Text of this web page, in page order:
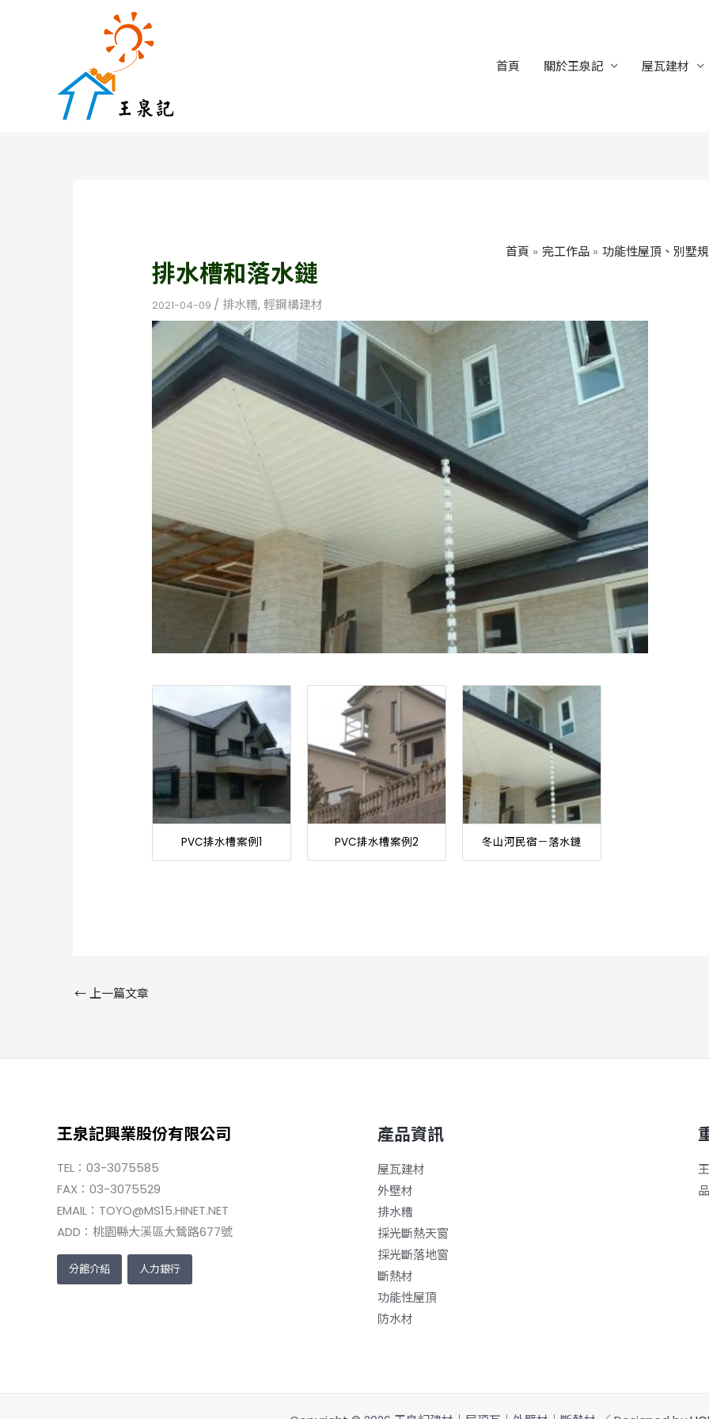
首頁 關於王泉記 屋瓦建材
首頁 完工作品 功能性屋頂、別墅
排水槽和落水鏈
2021-04-09 / 排水糟,輕鋼構建材
PVC排水槽案例1 PVC排水槽案例2 冬山河民宿－落水鏈
←上一篇文章
王泉記興業股份有限公司
TEL：03-3075585
FAX：03-3075529
EMAIL：TOYO@MS15.HINET.NET
ADD：桃園縣大溪區大鶯路677號
分館介紹 人力銀行
產品資訊
屋瓦建材
外壁材
排水糟
採光斷熱天窗
採光斷落地窗
斷熱材
功能性屋頂
防水材
品